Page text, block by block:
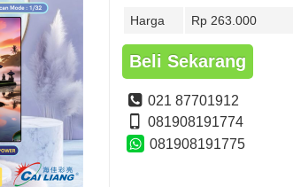
Harga
Rp 263.000
Beli Sekarang
021 87701912
081908191774
081908191775